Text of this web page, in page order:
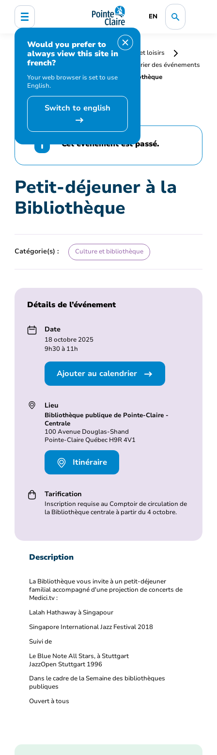
EN
Would you prefer to
always view this site in
french?
Your web browser is set to use
English.
Switch to english
Accueil
Bibliothèque, culture, sports et loisirs
Programmation et inscription
Calendrier des événements
et activités
Petit-déjeuner à la Bibliothèque
Cet événement est passé.
Petit-déjeuner à la
Bibliothèque
Catégorie(s) : Culture et bibliothèque
Détails de l’événement
Date
18 octobre 2025
9h30 à 11h
Ajouter au calendrier
Lieu
Bibliothèque publique de Pointe-Claire -
Centrale
100 Avenue Douglas-Shand
Pointe-Claire Québec H9R 4V1
Itinéraire
Tarification
Inscription requise au Comptoir de circulation de
la Bibliothèque centrale à partir du 4 octobre.
Description
La Bibliothèque vous invite à un petit-déjeuner
familial accompagné d'une projection de concerts de
Medici.tv :
Lalah Hathaway à Singapour
Singapore International Jazz Festival 2018
Suivi de
Le Blue Note All Stars, à Stuttgart
JazzOpen Stuttgart 1996
Dans le cadre de la Semaine des bibliothèques
publiques
Ouvert à tous